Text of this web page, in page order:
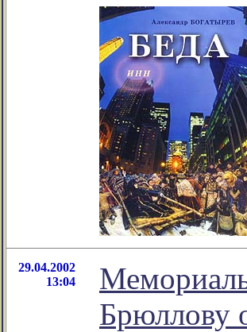
29.04.2002
13:04
Брюллову